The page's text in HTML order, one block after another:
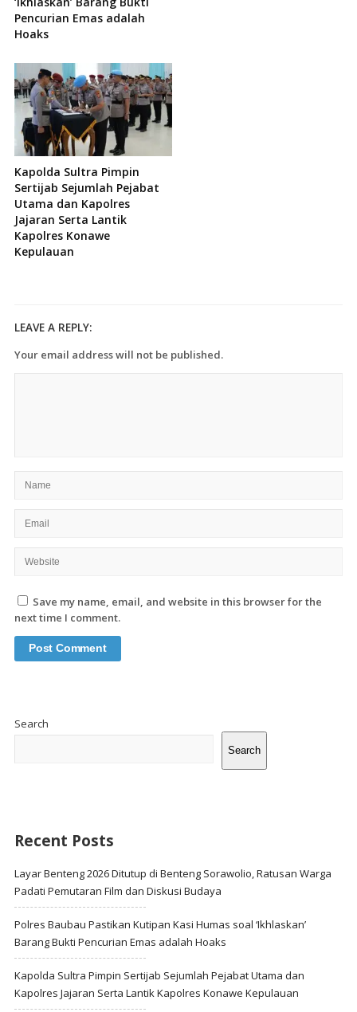
Pencurian Emas adalah
Hoaks
Kapolda Sultra Pimpin
Sertijab Sejumlah Pejabat
Utama dan Kapolres
Jajaran Serta Lantik
Kapolres Konawe
Kepulauan
LEAVE A REPLY:
Your email address will not be published.
Save my name, email, and website in this browser for the
next time I comment.
Search
Search
Recent Posts
Layar Benteng 2026 Ditutup di Benteng Sorawolio, Ratusan Warga
Padati Pemutaran Film dan Diskusi Budaya
Polres Baubau Pastikan Kutipan Kasi Humas soal ‘Ikhlaskan’
Barang Bukti Pencurian Emas adalah Hoaks
Kapolda Sultra Pimpin Sertijab Sejumlah Pejabat Utama dan
Kapolres Jajaran Serta Lantik Kapolres Konawe Kepulauan